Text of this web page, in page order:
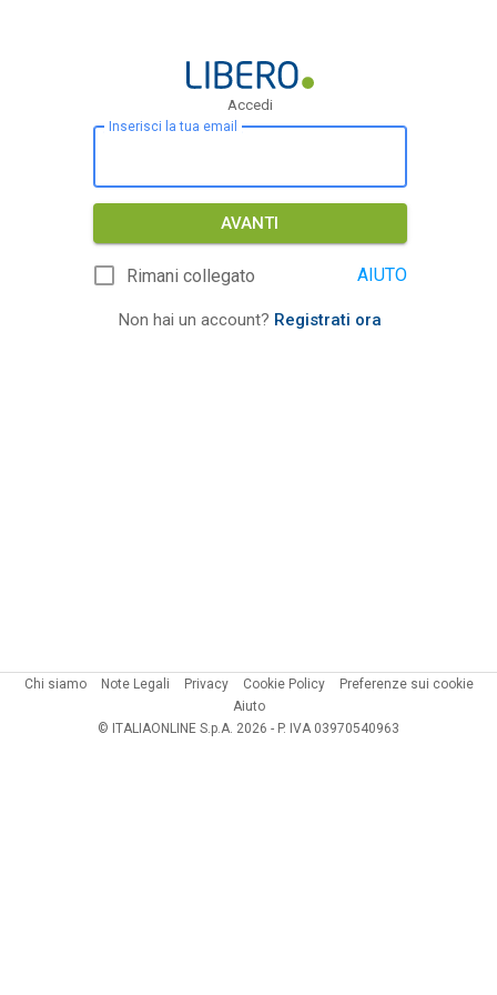
Accedi
Inserisci la tua email
AVANTI
Rimani collegato AIUTO
Non hai un account? Registrati ora
Chi siamo Note Legali Privacy Cookie Policy
Preferenze sui cookie
Aiuto
© ITALIAONLINE S.p.A. 2026 - P. IVA 03970540963